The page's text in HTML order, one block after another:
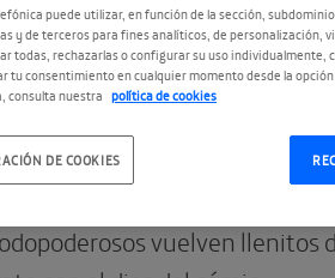
vuelven
puede utilizar, en función de la sección,
y de terceros para fines analíticos, de personalización,
todas, rechazarlas o configurar su uso individualmente,
tu consentimiento en cualquier momento desde la
consulta nuestra política de cookies
DE COOKIES